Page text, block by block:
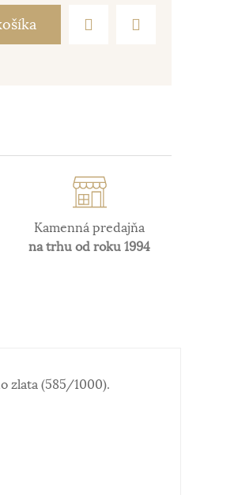
Kamenná predajňa
na trhu od roku 1994
zlata (585/1000).